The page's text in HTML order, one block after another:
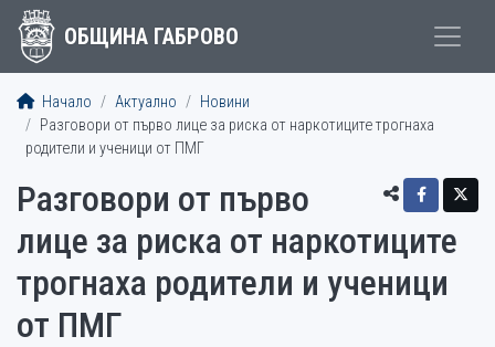
ОБЩИНА ГАБРОВО
Начало Актуално
Новини
Разговори от първо лице за риска от наркотиците трогнаха
родители и ученици от ПМГ
Разговори от първо
лице за риска от наркотиците
трогнаха родители и ученици
от ПМГ